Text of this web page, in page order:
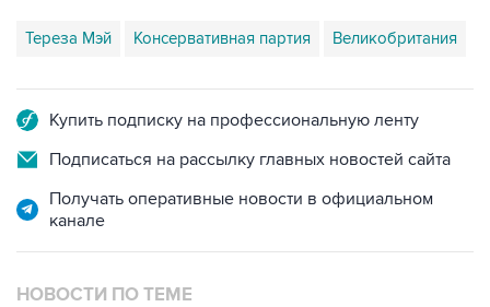
Тереза Мэй Консервативная партия Великобритания
Купить подписку на профессиональную ленту
Подписаться на рассылку главных новостей сайта
Получать оперативные новости в официальном
канале
НОВОСТИ ПО ТЕМЕ